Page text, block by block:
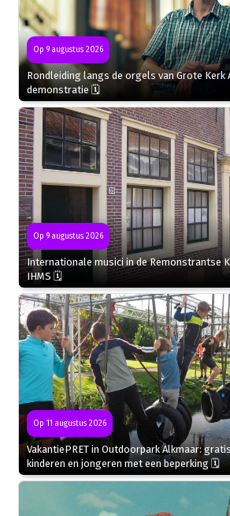
Op 9 augustus 2026
Rondleiding langs de orgels van Grote Kerk
demonstratie 🗓
Op 9 augustus 2026
Internationale musici in de Remonstrantse
IHMS 🗓
Op 11 augustus 2026
VakantiePRET in Outdoorpark Alkmaar:
kinderen en jongeren met een beperking 🗓